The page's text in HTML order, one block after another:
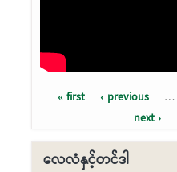
Pages
« first ‹ previous …
next ›
လေလံနှင့်တင်ဒါ